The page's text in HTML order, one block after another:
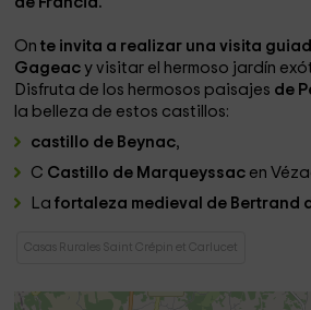
On te invita a realizar una visita
Gageacy visitar el hermoso jardín
Disfruta de los hermosos paisajes de
la belleza de estos castillos:
castillo de Beynac,
C Castillo de Marqueyssac en
La fortaleza medieval de Bertrand
Casas Rurales Saint Crépin et Carlucet